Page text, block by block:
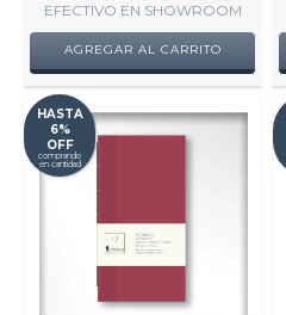
EFECTIVO EN SHOWROOM
AGREGAR AL CARRITO
HASTA
6%
OFF
comprando
en cantidad